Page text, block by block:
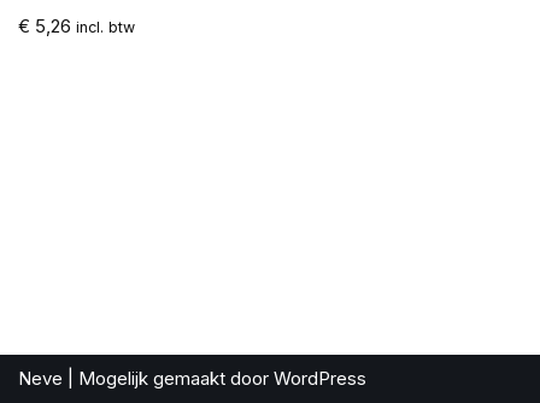
€ 5,26 incl. btw
Neve | Mogelijk gemaakt door WordPress